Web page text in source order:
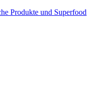
Produkte und Superfood